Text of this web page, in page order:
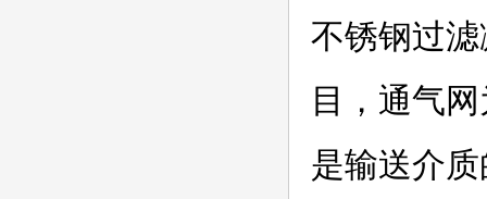
不锈钢过
目，通气
是输送介